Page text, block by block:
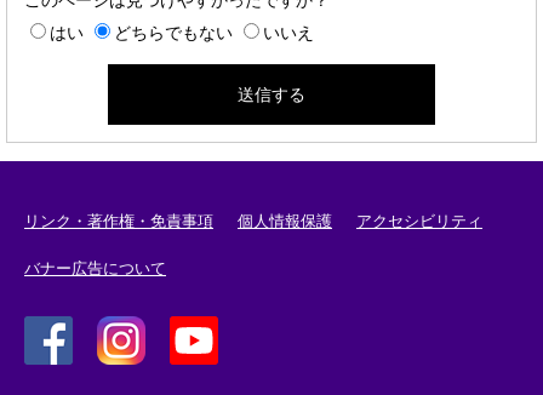
はい
どちらでもない いいえ
リンク・著作権・免責事項 個人情報保護 アクセシビリティ
バナー広告について